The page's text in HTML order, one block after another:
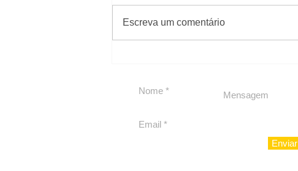
para São Paulo
Escreva um comentário
#Sugestões
Enviar